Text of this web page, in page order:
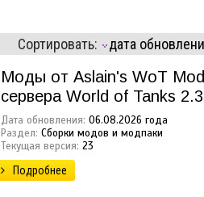
Сортировать: дата
Моды от Aslain's WoT
сервера World of Tanks
Дата обновления: 06.08.2026 года
Раздел: Сборки модов и модпаки
Текущая версия: 23
Подробнее